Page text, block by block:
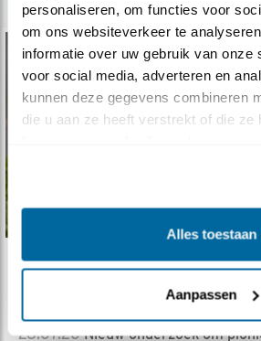
personaliseren, om functies voor
om ons websiteverkeer te
informatie over uw gebruik van onze
voor social media, adverteren en
kunnen deze gegevens combineren
die u aan ze heeft verstrekt of die ze
Alles toestaan
Aanpassen
Verdieping
Broedplekken voor
28.07.20Nieuw onderzoek om